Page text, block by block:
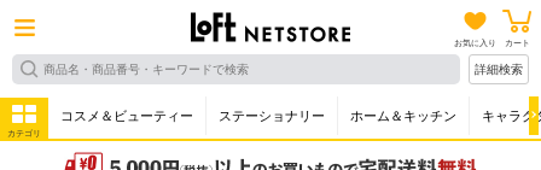
お気に入り カート
詳細検索
カテゴリ
コスメ＆ビューティー ステーショナリー ホーム＆キッチン キャラク